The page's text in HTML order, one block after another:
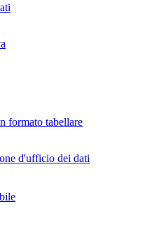
formato tabellare
d'ufficio dei dati